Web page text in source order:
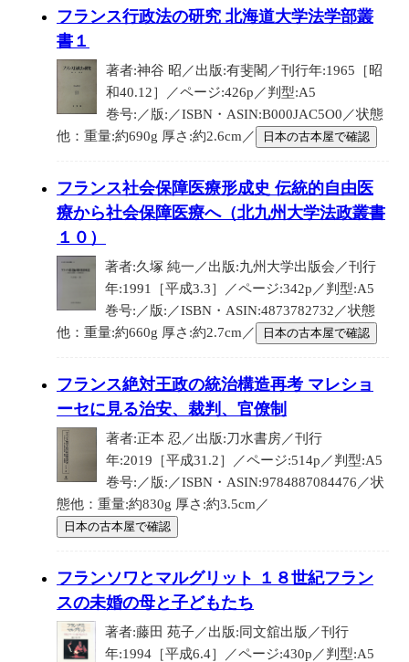
フランス行政法の研究 北海道大学法学部叢
書１
著者:神谷 昭／出版:有斐閣／刊行年:1965［昭
和40.12］／ページ:426p／判型:A5
巻号:／版:／ISBN・ASIN:B000JAC5O0／状態
他：重量:約690g 厚さ:約2.6cm／
日本の古本屋で確認
フランス社会保障医療形成史 伝統的自由医
療から社会保障医療へ（北九州大学法政叢書
１０）
著者:久塚 純一／出版:九州大学出版会／刊行
年:1991［平成3.3］／ページ:342p／判型:A5
巻号:／版:／ISBN・ASIN:4873782732／状態
他：重量:約660g 厚さ:約2.7cm／
日本の古本屋で確認
フランス絶対王政の統治構造再考 マレショ
ーセに見る治安、裁判、官僚制
著者:正本 忍／出版:刀水書房／刊行
年:2019［平成31.2］／ページ:514p／判型:A5
巻号:／版:／ISBN・ASIN:9784887084476／状
態他：重量:約830g 厚さ:約3.5cm／
日本の古本屋で確認
フランソワとマルグリット １８世紀フラン
スの未婚の母と子どもたち
著者:藤田 苑子／出版:同文舘出版／刊行
年:1994［平成6.4］／ページ:430p／判型:A5